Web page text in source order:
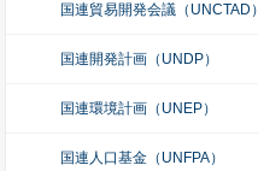
国連貿易開発会議（UNCTAD）
国連開発計画（UNDP）
国連環境計画（UNEP）
国連人口基金（UNFPA）